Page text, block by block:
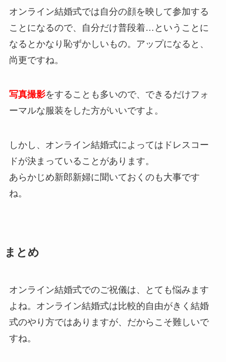
オンライン結婚式では自分の顔を映して参加する
ことになるので、自分だけ普段着…ということに
なるとかなり恥ずかしいもの。アップになると、
尚更ですね。
写真撮影をすることも多いので、できるだけフォ
ーマルな服装をした方がいいですよ。
しかし、オンライン結婚式によってはドレスコー
ドが決まっていることがあります。
あらかじめ新郎新婦に聞いておくのも大事です
ね。
まとめ
オンライン結婚式でのご祝儀は、とても悩みます
よね。オンライン結婚式は比較的自由がきく結婚
式のやり方ではありますが、だからこそ難しいで
すね。